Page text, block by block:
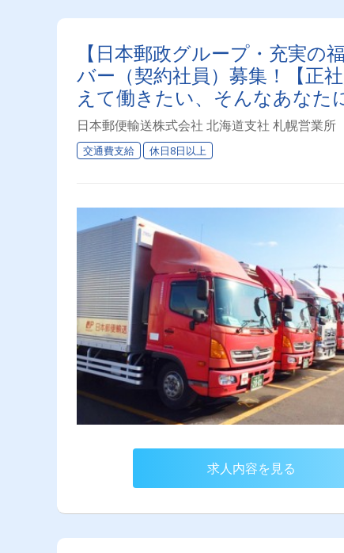
【日本郵政グループ・充実の
バー（契約社員）募集！【正
えて働きたい、そんなあなた
日本郵便輸送株式会社 北海道支社 札幌営業所
交通費支給 休日8日以上
求人内容を見る